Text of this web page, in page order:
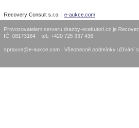
Recovery Consult s.r.o. | e-aukce.com
Provozovatelem serveru drazby-exekutori.cz je
IČ: 08173184 tel.: +420 725 937 436
spravce@e-aukce.com Všeobecné podmínky užívání